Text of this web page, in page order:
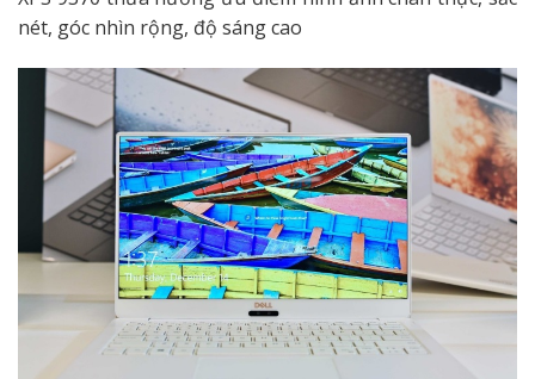
nét, góc nhìn rộng, độ sáng cao